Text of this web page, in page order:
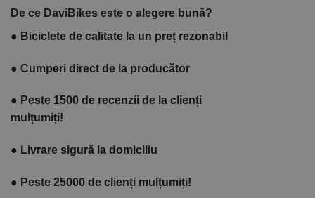
De ce DaviBikes este o alegere bună?
● Biciclete de calitate la un preț rezonabil
● Cumperi direct de la producător
● Peste 1500 de recenzii de la clienți
mulțumiți!
● Livrare sigură la domiciliu
● Peste 25000 de clienți mulțumiți!